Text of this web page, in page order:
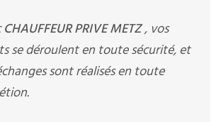
CHAUFFEUR PRIVE METZ, vos
se déroulent en toute sécurité, et
sont réalisés en toute